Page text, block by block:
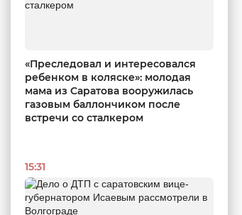
«Преследовал и интересовался
ребенком в коляске»: молодая
мама из Саратова вооружилась
газовым баллончиком после
встречи со сталкером
15:31